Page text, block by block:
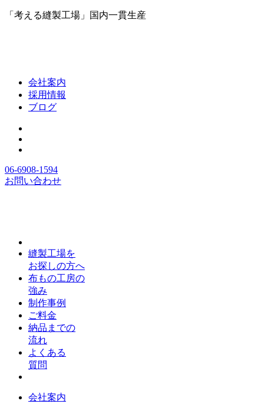
「考える縫製工場」国内一貫生産
会社案内
採用情報
ブログ
06-6908-1594
お問い合わせ
縫製工場を
お探しの方へ
布もの工房の
強み
制作事例
ご料金
納品までの
流れ
よくある
質問
会社案内